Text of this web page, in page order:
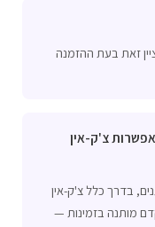
זאת בעת ההזמנה
צ'ק-אין
בדרך כלל צ'ק-אין
מותנה בזמינות —